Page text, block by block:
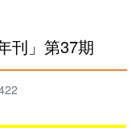
刊」第37期